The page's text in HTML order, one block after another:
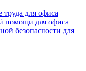
для офиса
помощи для офиса
безопасности для